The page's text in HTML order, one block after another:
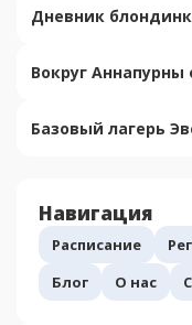
Дневник
Вокруг
Базовый лагерь
Навигация
Расписание
Блог
О нас